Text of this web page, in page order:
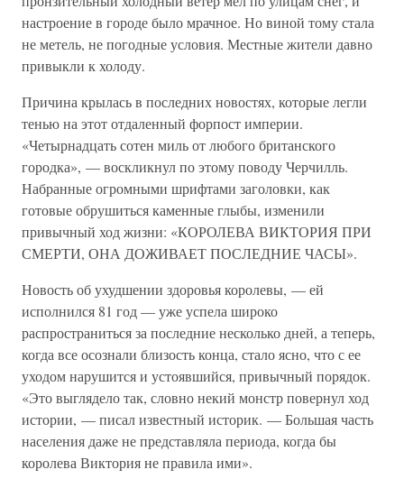
настроение в городе было мрачное. Но виной тому стала
не метель, не погодные условия. Местные жители давно
привыкли к холоду.
Причина крылась в последних новостях, которые легли
тенью на этот отдаленный форпост империи.
«Четырнадцать сотен миль от любого британского
городка», — воскликнул по этому поводу Черчилль.
Набранные огромными шрифтами заголовки, как
готовые обрушиться каменные глыбы, изменили
привычный ход жизни: «КОРОЛЕВА ВИКТОРИЯ ПРИ
СМЕРТИ, ОНА ДОЖИВАЕТ ПОСЛЕДНИЕ ЧАСЫ».
Новость об ухудшении здоровья королевы, — ей
исполнился 81 год — уже успела широко
распространиться за последние несколько дней, а теперь,
когда все осознали близость конца, стало ясно, что с ее
уходом нарушится и устоявшийся, привычный порядок.
«Это выглядело так, словно некий монстр повернул ход
истории, — писал известный историк. — Большая часть
населения даже не представляла периода, когда бы
королева Виктория не правила ими».